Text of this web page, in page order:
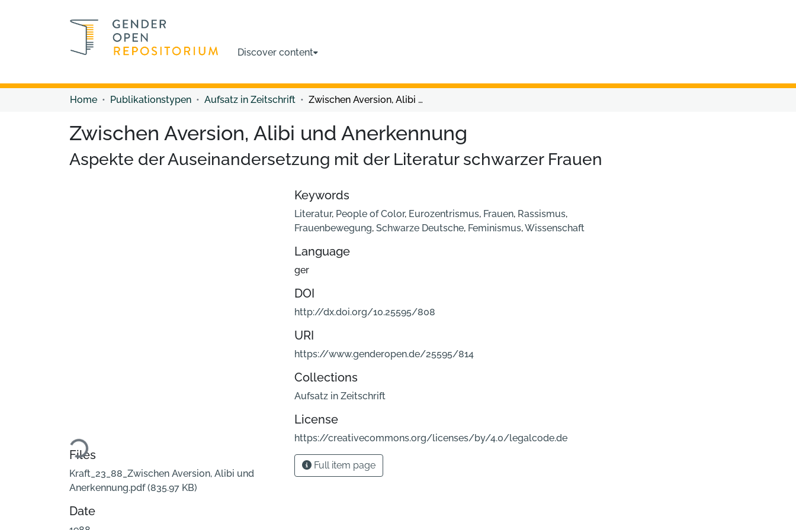
Discover content
Home Publikationstypen Aufsatz in Zeitschrift Zwischen Aversion, Alibi und Anerkennung
Zwischen Aversion, Alibi und Anerkennung
Aspekte der Auseinandersetzung mit der Literatur schwarzer Frauen
Loading...
Files
Kraft_23_88_Zwischen Aversion, Alibi und
Anerkennung.pdf(835.97 KB)
Date
Keywords
Literatur, People of Color, Eurozentrismus, Frauen, Rassismus,
Frauenbewegung, Schwarze Deutsche, Feminismus,Wissenschaft
Language
ger
DOI
http://dx.doi.org/10.25595/808
URI
https://www.genderopen.de/25595/814
Collections
Aufsatz in Zeitschrift
License
https://creativecommons.org/licenses/by/4.0/legalcode.de
Full item page